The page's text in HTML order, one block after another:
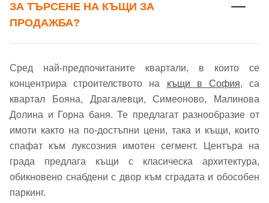
Добре дошъл!
Вход Регистрация
ЗА ТЪРСЕНЕ НА КЪЩИ ЗА
ПРОДАЖБА?
Сред най-предпочитаните квартали, в които се
концентрира строителството на къщи в София, са
квартал Бояна, Драгалевци, Симеоново, Малинова
Долина и Горна баня. Те предлагат разнообразие от
имоти както на по-достъпни цени, така и къщи, които
спафат към луксозния имотен сегмент. Центъра на
града предлага къщи с класическа архитектура,
обикновено снабдени с двор към сградата и обособен
паркинг.